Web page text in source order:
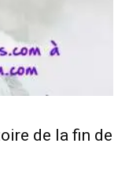
de la fin de